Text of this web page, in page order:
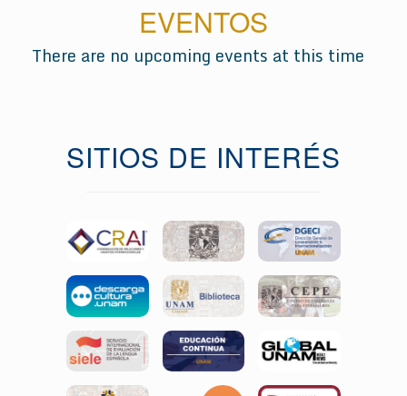
EVENTOS
There are no upcoming events at this time
SITIOS DE INTERÉS